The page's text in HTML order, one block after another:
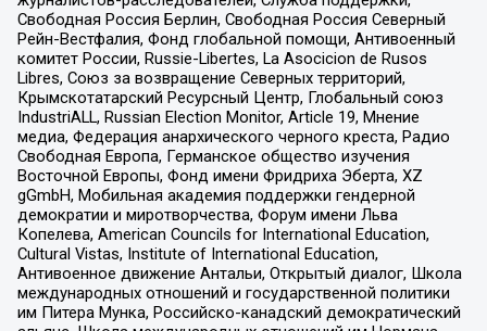
Свободная Россия Берлин, Свободная Россия Северный
Рейн-Вестфалия, Фонд глобальной помощи, Антивоенный
комитет России, Russie-Libertes, La Asocicion de Rusos
Libres, Союз за возвращение Северных территорий,
Крымскотатарский Ресурсный Центр, Глобальный союз
IndustriALL, Russian Election Monitor, Article 19, Мнение
медиа, Федерация анархического черного креста, Радио
Свободная Европа, Германское общество изучения
Восточной Европы, Фонд имени Фридриха Эберта, XZ
gGmbH, Мобильная академия поддержки гендерной
демократии и миротворчества, Форум имени Льва
Копелева, American Councils for International Education,
Cultural Vistas, Institute of International Education,
Антивоенное движение Антальи, Открытый диалог, Школа
международных отношений и государственной политики
им Питера Мунка, Российско-канадский демократический